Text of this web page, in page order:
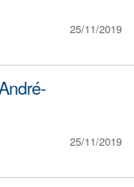
25/11/2019
25/11/2019